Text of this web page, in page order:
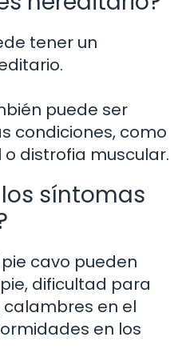
tener un
puede ser
condiciones, como
distrofia muscular.
síntomas
cavo pueden
dificultad para
en el
en los